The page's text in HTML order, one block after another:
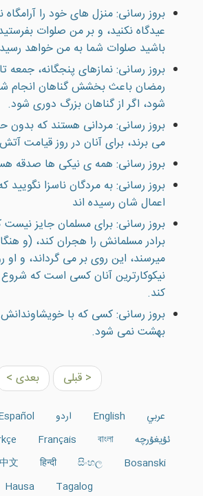
بروز رسانی: منزل هاى خود را آرامگاه
عيدگاه نكنيد، و بر من صلوات
باشيد صلوات شما به من خواهد
بروز رسانی: نمازهاى پنجگانه، جمعه
رمضان باعث بخشش گناهان انجام
شود، اگر از گناهان بزرگ دورى شود.
بروز رسانی: مردانى هستند كه بدون
مى برند، براى آنان در روز قيامت
بروز رسانی: همه ى نيكى ها صدقه
بروز رسانی: به مردگان ناسزا نگوييد
اعمال شان رسيده اند
بروز رسانی: براى مسلمان جایز
برادر مسلمانش را هجران كند، (و
ميرسند، اين روى بر مى گرداند، و او
نيكوكارترين آنان كسى است كه
كند.
بروز رسانی: کسی که با خويشاوندانش
بهشت نمی شود.
< قبلی بعدی >
عربي English اردو
ئۇيغۇرچە
বাংলা
Français
Bosanski
සිංහල
हिन्दी
中文
Tagalog
Hausa